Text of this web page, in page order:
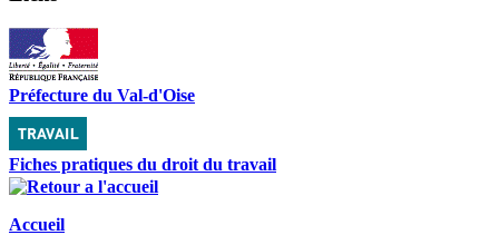
Préfecture du Val-d'Oise
Fiches pratiques du droit du travail
Accueil